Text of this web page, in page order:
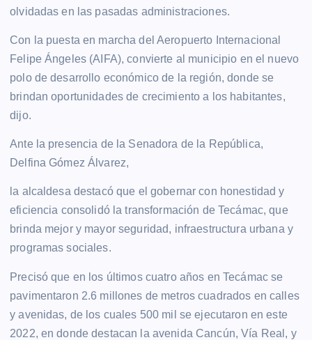
olvidadas en las pasadas administraciones.
Con la puesta en marcha del Aeropuerto Internacional
Felipe Ángeles (AIFA), convierte al municipio en el nuevo
polo de desarrollo económico de la región, donde se
brindan oportunidades de crecimiento a los habitantes,
dijo.
Ante la presencia de la Senadora de la República,
Delfina Gómez Álvarez,
la alcaldesa destacó que el gobernar con honestidad y
eficiencia consolidó la transformación de Tecámac, que
brinda mejor y mayor seguridad, infraestructura urbana y
programas sociales.
Precisó que en los últimos cuatro años en Tecámac se
pavimentaron 2.6 millones de metros cuadrados en calles
y avenidas, de los cuales 500 mil se ejecutaron en este
2022, en donde destacan la avenida Cancún, Vía Real, y